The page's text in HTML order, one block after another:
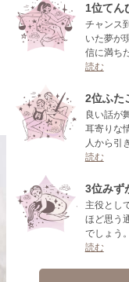
1位てん
チャンス
いた夢が
信に満ち
読む
2位ふた
良い話が
耳寄りな
人から引
読む
3位みず
主役とし
ほど思う
でしょう
読む